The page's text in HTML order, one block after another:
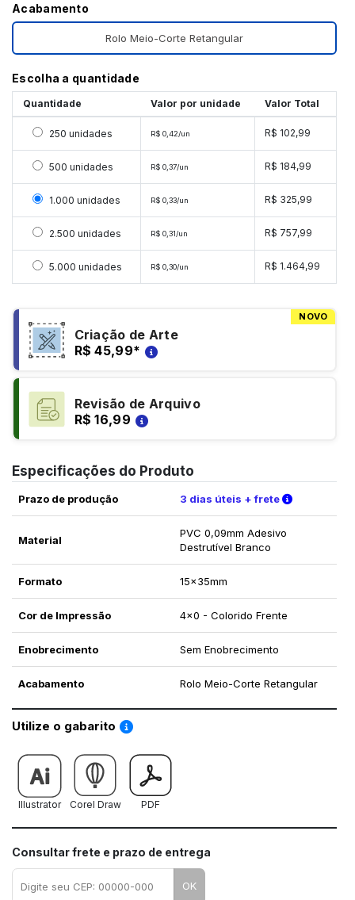
Acabamento
Rolo Meio-Corte Retangular
Escolha a quantidade
Quantidade Valor por unidade Valor Total
Selecionar 250 unidades
250 unidades R$ 0,42/un R$ 102,99
Selecionar 500 unidades
500 unidades R$ 0,37/un R$ 184,99
Selecionar 1000 unidades
1.000 unidades R$ 0,33/un R$ 325,99
Selecionar 2500 unidades
2.500 unidades R$ 0,31/un R$ 757,99
Selecionar 5000 unidades
5.000 unidades R$ 0,30/un R$ 1.464,99
NOVO
Criação de Arte
R$ 45,99*
Revisão de Arquivo
R$ 16,99
Especificações do Produto
Prazo de produção 3 dias úteis + frete Verifique
Material
PVC 0,09mm Adesivo
Destrutível Branco
Formato 15x35mm
Cor de Impressão 4x0 - Colorido Frente
Enobrecimento Sem Enobrecimento
Acabamento Rolo Meio-Corte Retangular
Utilize o gabarito Saiba como utilizar os nossos gabaritos
Illustrator Corel Draw PDF
Consultar frete e prazo de entrega
OK